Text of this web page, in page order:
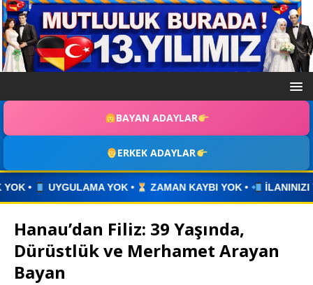
BAYAN ADAYLAR
ERKEK ADAYLAR
ZAMAN KAYBI YOK • İLANINIZI YAYINLAYIN • WHATSAPP
Hanau’dan Filiz: 39 Yaşında,
Dürüstlük ve Merhamet Arayan
Bayan